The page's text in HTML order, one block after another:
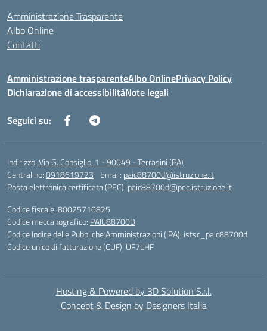
Amministrazione Trasparente
Albo Online
Contatti
Amministrazione trasparenteAlbo OnlinePrivacy Policy
Dichiarazione di accessibilitàNote legali
Seguici su:
Indirizzo:Via G. Consiglio, 1 - 90049 - Terrasini (PA)
Centralino:0918619723 Email: paic88700d@istruzione.it
Posta elettronica certificata (PEC): paic88700d@pec.istruzione.it
Codice fiscale: 80025710825
Codice meccanografico: PAIC88700D
Codice Indice delle Pubbliche Amministrazioni (IPA): istsc_paic88700d
Codice unico di fatturazione (CUF): UF7LHF
Hosting & Powered by 3D Solution S.r.l.
Concept & Design by Designers Italia